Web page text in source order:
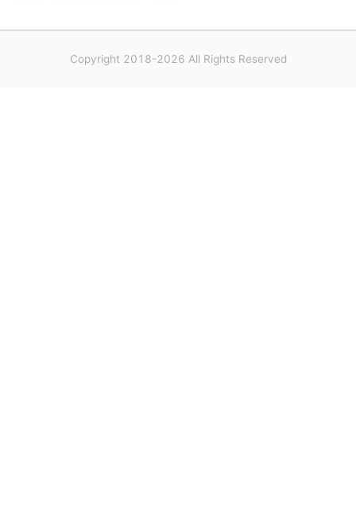
Copyright 2018-2026 All Rights Reserved